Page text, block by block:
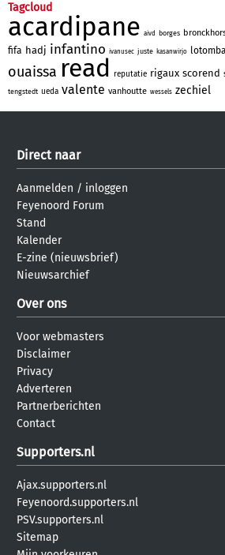
Tagcloud
acardipane aivd borges
fifa hadj infantino ivanusec juste kasanwirjo lotomba
ouaissa read reputatie rigaux scorend
tengstedt ueda valente vanhoutte wessels zechiel
Direct naar
Aanmelden / inloggen
Feyenoord Forum
Stand
Kalender
E-zine (nieuwsbrief)
Nieuwsarchief
Over ons
Voor webmasters
Disclaimer
Privacy
Adverteren
Partnerberichten
Contact
Supporters.nl
Ajax.supporters.nl
Feyenoord.supporters.nl
PSV.supporters.nl
Sitemap